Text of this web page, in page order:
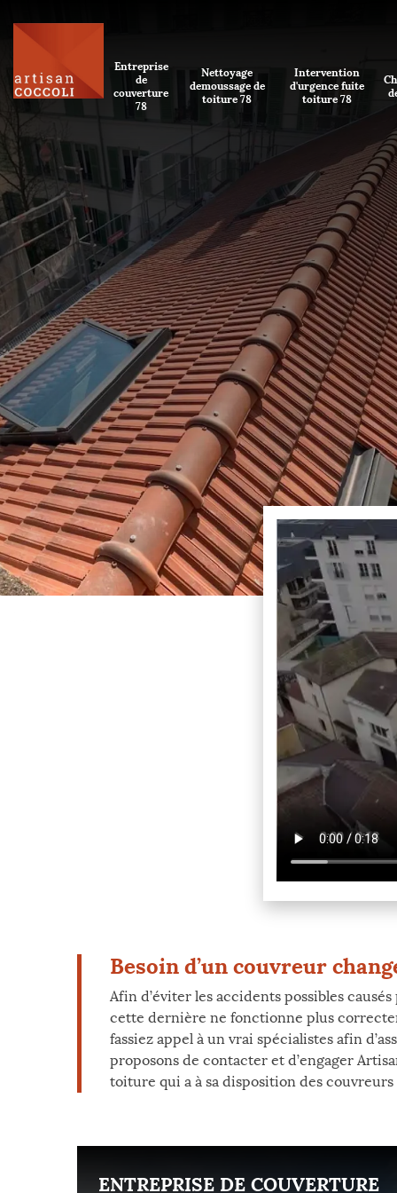
Entreprise
de
couverture
78
Nettoyage
demoussage de
toiture 78
Intervention
d'urgence fuite
toiture 78
Besoin d’un couvreur
Afin d’éviter les accidents possibles
cette dernière ne fonctionne plus
fassiez appel à un vrai spécialistes afin
proposons de contacter et d’engager
toiture qui a à sa disposition des
ENTREPRISE DE COUVERTURE